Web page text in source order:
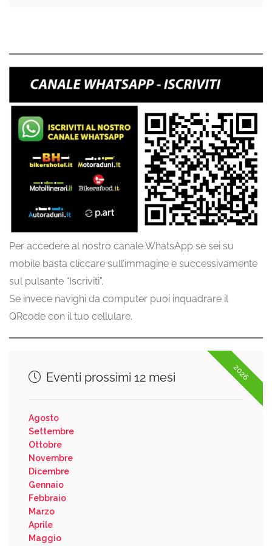
Per accedere al nostro canale WhatsApp se sei su
mobile basta cliccare sull’immagine e successivamente
sul pulsante “Iscriviti”.
Se invece navighi da computer puoi inquadrare il
QRcode con il tuo cellulare.
2026
Eventi prossimi 12 mesi
Agosto
Settembre
Ottobre
Novembre
Dicembre
Gennaio
Febbraio
Marzo
Aprile
Maggio